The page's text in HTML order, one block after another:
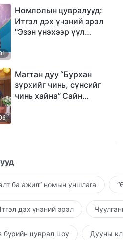
Номлолын цувралууд:
Итгэл дэх үнэний эрэл
"Эзэн үнэхээр үүл
Магтан дуу “Бурхан
зүрхийг чинь, сүнсийг
чинь хайна” Сайн
ба ажил” номын уншлага
дэх үнэний эрэл
цуврал шоу Дууны